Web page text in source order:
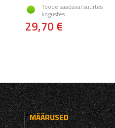
Toode saadaval suurtes
kogustes
29,70 €
MÄÄRUSED